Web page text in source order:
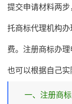
提交申请材料两
托商标代理机构
费。注册商标办理
也可以根据自己实
一、注册商